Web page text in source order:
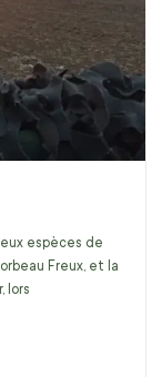
espèces de
Freux, et la
lors